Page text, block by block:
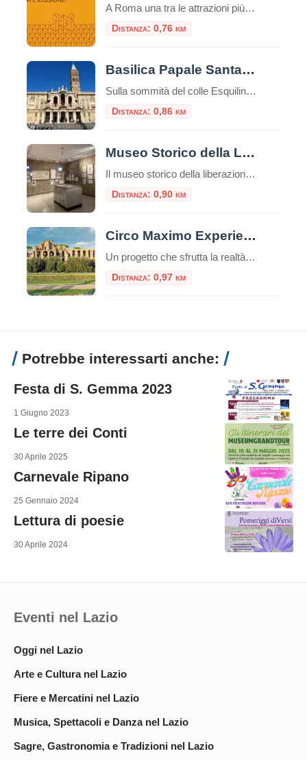
A Roma una tra le attrazioni più insolite, divertenti e interessanti del mondo: il Museo delle Illusioni. Dal 12 novembre la venue internazionale sarà aperta al pubblico della capitale, in via Merulana 17. Roma è infatti la 38° città nel mondo – la seconda in Italia dopo Milano – ad avere una sede del museo interattivo […]
Distanza: 0,76 km
Basilica Papale Santa Maria Maggiore
Sulla sommità del colle Esquilino sorge la Basilica di Santa Maria Maggiore (o Basilica Liberiana), una delle quattro basiliche papali di Roma. Secondo la leggenda papa Liberio costruì una chiesa nel luogo, in cui, nella notte tra il 4 ed il 5 agosto del 358, sarebbe apparsa la neve sul colle dell’Esquilino, un evento miracoloso […]
Distanza: 0,86 km
Museo Storico della Liberazione
Il museo storico della liberazione a Roma è un luogo di memoria e testimonianza della lotta per la libertà e la democrazia durante il periodo dell’occupazione nazista nella capitale italiana. Questa struttura è stata inaugurata nel 1955 e si trova nel cuore del quartiere Esquilino, nel centro storico della città. Appena entrati nel museo, ci […]
Distanza: 0,90 km
Circo Maximo Experience, l’età imperiale rivive con la realtà virtuale
Un progetto che sfrutta la realtà virtuale e aumentata per trasportare i viaggiatori nel vivo dell’età imperiale: Circo Maximo Experience è una delle proposte più interessanti da trovare nella Capitale, un’occasione per visitare l’area attraversandone le diverse fasi storiche. Ecco come funziona la visita e quali sono i costi. Nuove opportunità per il turismo con […]
Distanza: 0,97 km
Potrebbe interessarti anche:
Festa di S. Gemma 2023
1 Giugno 2023
Le terre dei Conti
30 Aprile 2025
Carnevale Ripano
25 Gennaio 2024
Lettura di poesie
30 Aprile 2024
Eventi nel Lazio
Oggi nel Lazio
Arte e Cultura nel Lazio
Fiere e Mercatini nel Lazio
Musica, Spettacoli e Danza nel Lazio
Sagre, Gastronomia e Tradizioni nel Lazio